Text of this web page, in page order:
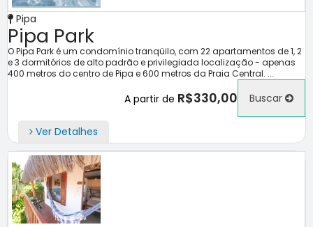
Pipa
Pipa Park
O Pipa Park é um condomínio tranqüilo, com 22 apartamentos de 1, 2
e 3 dormitórios de alto padrão e privilegiada localização - apenas
400 metros do centro de Pipa e 600 metros da Praia Central. ...
A partir de R$330,00 Buscar
Ver Detalhes